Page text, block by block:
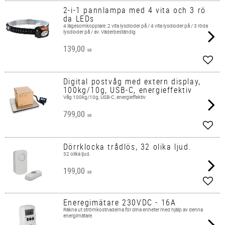
2-i-1 pannlampa med 4 vita och 3 rö
da LEDs
4 lägesomkopplare: 2 vita lysdioder på / 4 vita lysdioder på / 3 röda
lysdioder på / av. Väderbeständig
139,00 KR
Digital postvåg med extern display,
100kg/10g, USB-C, energieffektiv
Våg 100kg/10g, USB-C, energieffektiv
799,00 KR
Dörrklocka trådlös, 32 olika ljud.
32 olika ljud.
199,00 KR
Eneregimätare 230VDC - 16A
Räkna ut strömkostnaderna för dina enheter med hjälp av denna
energimätare.